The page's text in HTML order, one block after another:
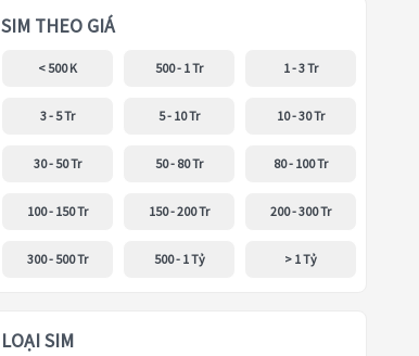
SIM THEO GIÁ
< 500 K 500 - 1 Tr 1 - 3 Tr
3 - 5 Tr 5 - 10 Tr 10 - 30 Tr
30 - 50 Tr 50 - 80 Tr 80 - 100 Tr
100 - 150 Tr 150 - 200 Tr 200 - 300 Tr
300 - 500 Tr 500 - 1 Tỷ > 1 Tỷ
LOẠI SIM